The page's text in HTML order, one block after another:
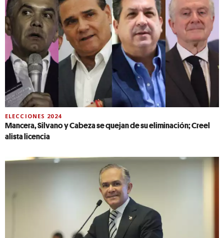
ELECCIONES 2024
Mancera, Silvano y Cabeza se quejan de su eliminación; Creel
alista licencia